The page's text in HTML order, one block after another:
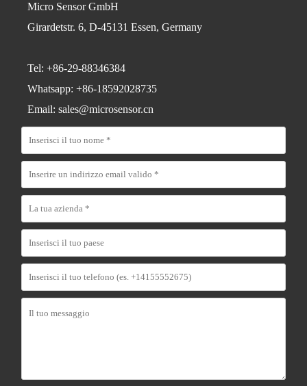
Micro Sensor GmbH
Girardetstr. 6, D-45131 Essen, Germany
Tel: +86-29-88346384
Whatsapp: +86-18592028735
Email: sales@microsensor.cn